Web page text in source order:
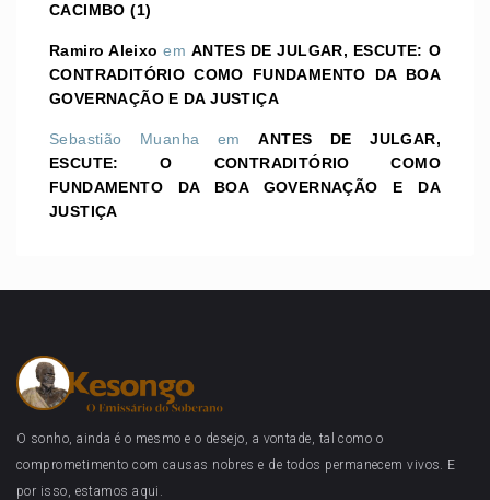
CACIMBO (1)
Ramiro Aleixo emANTES DE JULGAR, ESCUTE: O
CONTRADITÓRIO COMO FUNDAMENTO DA BOA
GOVERNAÇÃO E DA JUSTIÇA
Sebastião Muanha emANTES DE JULGAR,
ESCUTE: O CONTRADITÓRIO COMO
FUNDAMENTO DA BOA GOVERNAÇÃO E DA
JUSTIÇA
O sonho, ainda é o mesmo e o desejo, a vontade, tal como o
comprometimento com causas nobres e de todos permanecem vivos. E
por isso, estamos aqui.